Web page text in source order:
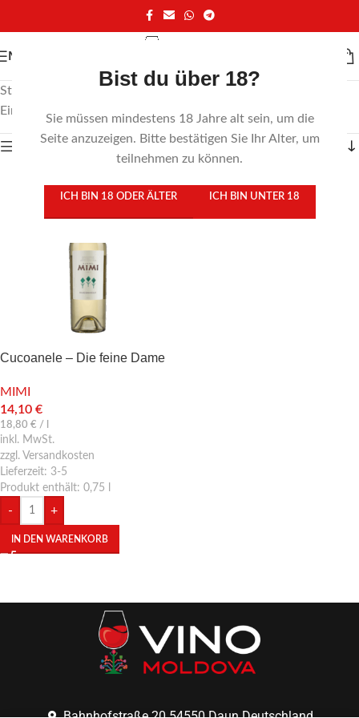
Bist du über 18?
Sie müssen mindestens 18 Jahre alt sein, um die
Seite anzuzeigen. Bitte bestätigen Sie Ihr Alter, um
teilnehmen zu können.
ICH BIN 18 ODER ÄLTER ICH BIN UNTER 18
MENÜ
Start
Einzelnes Ergebnis wird angezeigt
Zeige Sidebar
Cucoanele – Die feine Dame
MIMI
14,10 €
18,80 € /
inkl. MwSt.
zzgl. Versandkosten
Lieferzeit: 3-5
Produkt enthält: 0,75
- +
IN DEN WARENKORB